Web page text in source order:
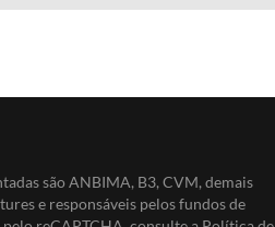
são ANBIMA, B3, CVM, demais
e responsáveis pelos fundos de